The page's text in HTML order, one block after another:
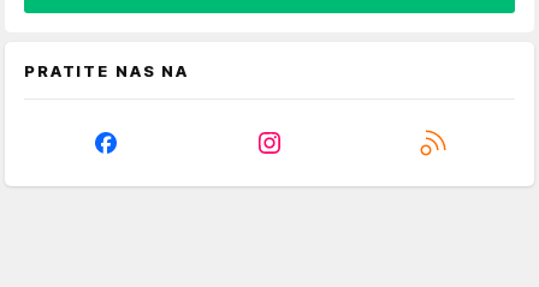
PRATITE NAS NA